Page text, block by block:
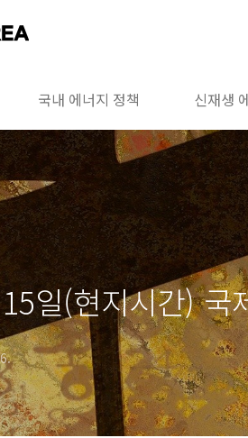
국내 에너지 정책 신재생
일(현지시간) 국